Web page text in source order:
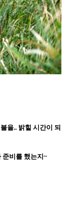
을.. 밝힐 시간이 되
준비를 했는지~